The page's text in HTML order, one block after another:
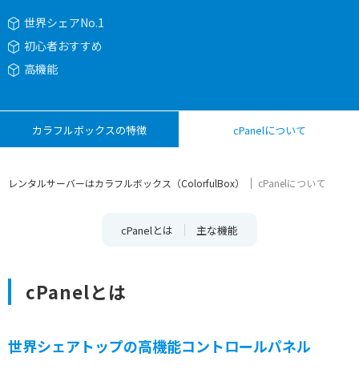
世界シェアNo.1
初心者おすすめ
高機能
カラフルボックスの特徴 cPanelについて
レンタルサーバーはカラフルボックス（ColorfulBox） cPanelについて
cPanelとは 主な機能
cPanelとは
世界シェアトップの高機能コントロールパネル